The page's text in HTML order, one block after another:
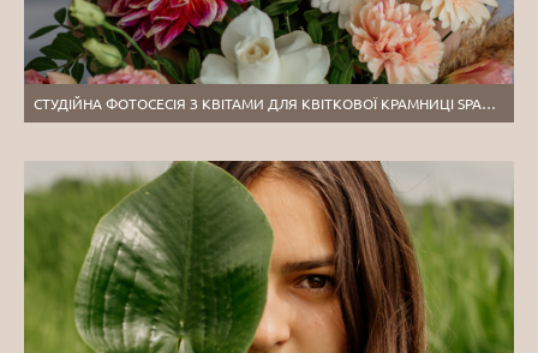
СТУДІЙНА ФОТОСЕСІЯ З КВІТАМИ ДЛЯ КВІТКОВОЇ КРАМНИЦІ SPARKLE. ТЕРНОПІЛЬ